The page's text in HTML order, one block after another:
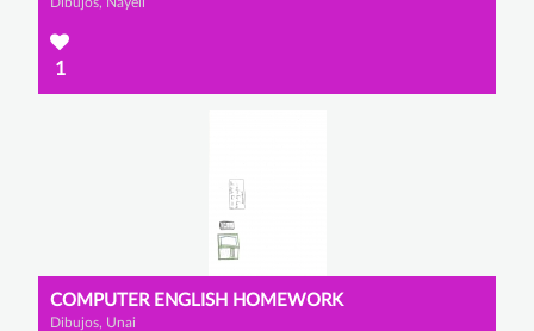
Dibujos, Nayeli
1
COMPUTER ENGLISH HOMEWORK
Dibujos, Unai